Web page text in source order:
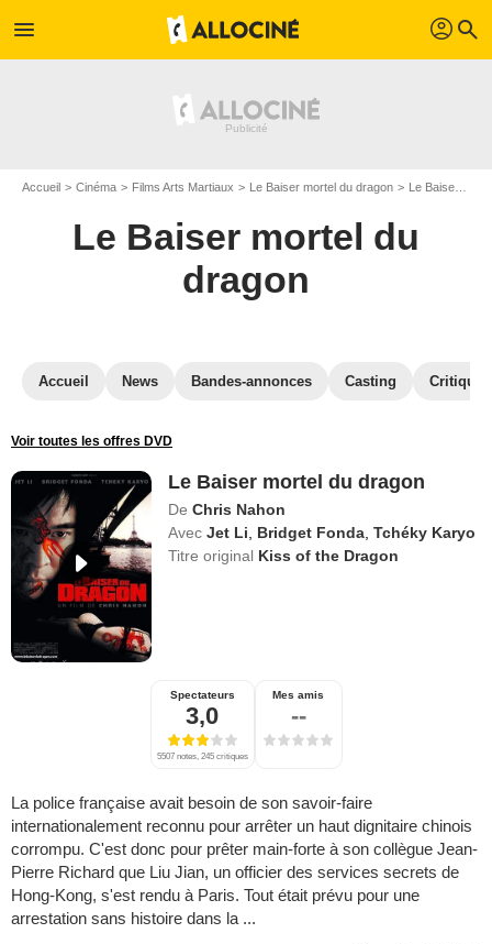
menu profil search
Accueil Cinéma Films Arts Martiaux Le Baiser mortel du dragon Le Baiser mortel du dragon en DVD
Le Baiser mortel du
dragon
Accueil News Bandes-annonces Casting
Voir toutes les offres DVD
Le Baiser mortel du dragon
De Chris Nahon
Avec Jet Li Bridget Fonda ,Tchéky Karyo
Titre original Kiss of the Dragon
Spectateurs
3,0
5507 notes, 245 critiques
Mes amis
--
La police française avait besoin de son savoir-faire
internationalement reconnu pour arrêter un haut dignitaire chinois
corrompu. C'est donc pour prêter main-forte à son collègue Jean-
Pierre Richard que Liu Jian, un officier des services secrets de
Hong-Kong, s'est rendu à Paris. Tout était prévu pour une
arrestation sans histoire dans la ...